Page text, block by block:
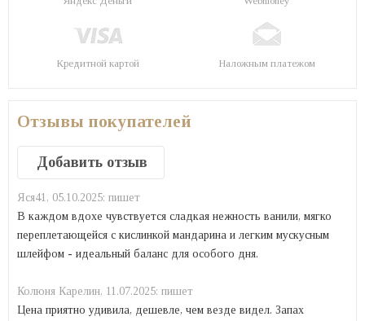
Кредитной картой Наложным платежом
Отзывы покупателей
Добавить отзыв
Яся41, 05.10.2025: пишет
В каждом вдохе чувствуется сладкая нежность ванили, мягко
переплетающейся с кислинкой мандарина и легким мускусным
шлейфом - идеальный баланс для особого дня.
Колюня Карелин, 11.07.2025: пишет
Цена приятно удивила, дешевле, чем везде видел. Запах